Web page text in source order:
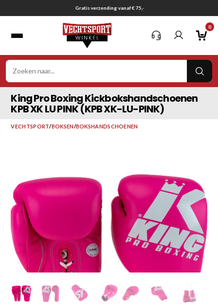
naar
Gratis verzending vanaf € 75,-
0
King Pro Boxing Kickbokshandschoenen
KPB XK LU PINK (KPB XK-LU-PINK)
VECHTSPORT/BOKSEN/BOKSHANDSCHOENEN